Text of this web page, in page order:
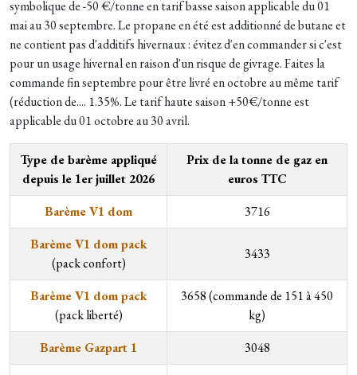
symbolique de -50 €/tonne en tarif basse saison applicable du 01
mai au 30 septembre. Le propane en été est additionné de butane et
ne contient pas d'additifs hivernaux : évitez d'en commander si c'est
pour un usage hivernal en raison d'un risque de givrage. Faites la
commande fin septembre pour être livré en octobre au même tarif
(réduction de.... 1.35%. Le tarif haute saison +50€/tonne est
applicable du 01 octobre au 30 avril.
Type de barème appliqué
depuis le 1er juillet 2026
Prix de la tonne de gaz en
euros TTC
Barème V1 dom
3716
Barème V1 dom pack
(pack confort)​
3433
Barème V1 dom pack
(pack liberté)​
3658 (commande de 151 à 450
kg)
Barème Gazpart 1
3048